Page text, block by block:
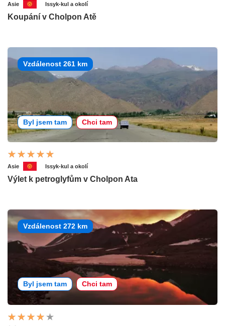
Asie Issyk-kul a okolí
Koupání v Cholpon Atě
Vzdálenost 261 km
Byl jsem tam Chci tam
Asie Issyk-kul a okolí
Výlet k petroglyfům v Cholpon Ata
Vzdálenost 272 km
Byl jsem tam Chci tam